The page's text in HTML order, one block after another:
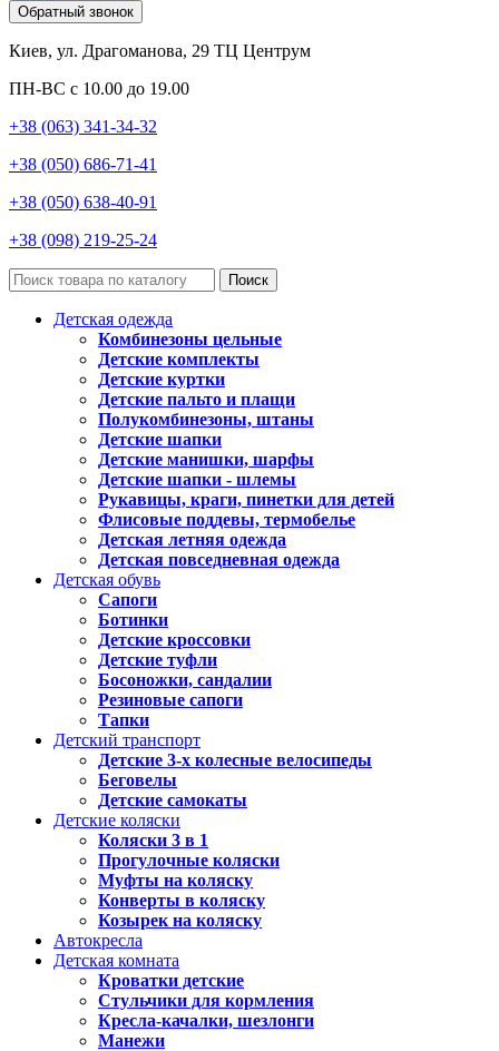
Обратный звонок
Киев, ул. Драгоманова, 29 ТЦ Центрум
ПН-ВС с 10.00 до 19.00
+38 (063) 341-34-32
+38 (050) 686-71-41
+38 (050) 638-40-91
+38 (098) 219-25-24
Поиск
Детская одежда
Комбинезоны цельные
Детские комплекты
Детские куртки
Детские пальто и плащи
Полукомбинезоны, штаны
Детские шапки
Детские манишки, шарфы
Детские шапки - шлемы
Рукавицы, краги, пинетки для детей
Флисовые поддевы, термобелье
Детская летняя одежда
Детская повседневная одежда
Детская обувь
Сапоги
Ботинки
Детские кроссовки
Детские туфли
Босоножки, сандалии
Резиновые сапоги
Тапки
Детский транспорт
Детские 3-х колесные велосипеды
Беговелы
Детские самокаты
Детские коляски
Коляски 3 в 1
Прогулочные коляски
Муфты на коляску
Конверты в коляску
Козырек на коляску
Автокресла
Детская комната
Кроватки детские
Стульчики для кормления
Кресла-качалки, шезлонги
Манежи